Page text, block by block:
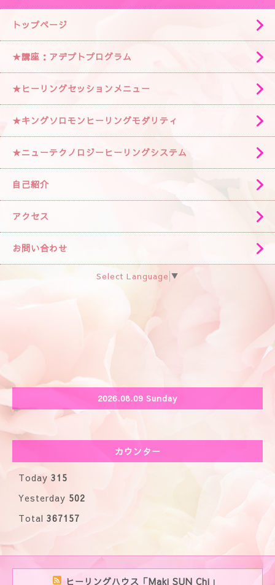
トップページ
★講座：アデプトプログラム
★ヒーリングセッションメニュー
★キングソロモンヒーリングモダリティ
★ニューテクノロジーヒーリングシステム
自己紹介
アクセス
お問い合わせ
Select Language ▼
2026.08.09 Sunday
カウンター
Today 315
Yesterday 502
Total 367157
ヒーリングハウス「Maki SUN Chi」